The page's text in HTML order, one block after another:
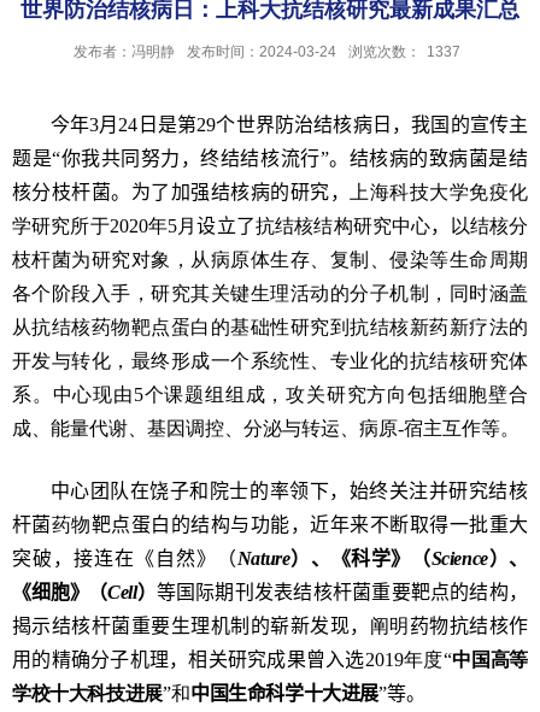
世界防治结核病日：上科大抗结核研究最新成果汇总
发布者：冯明静 发布时间：2024-03-24 浏览次数： 1337
今年3月24 日是第29个世界防治结核病日，我国的宣传主
题是“你我共同努力，终结结核流行”。结核病的致病菌是结
核分枝杆菌。为了加强结核病的研究，上海科技大学免疫化
学研究所于2020年5月设立了抗结核结构研究中心， 以结核分
枝杆菌为研究对象，从病原体生存、复制、侵染等生命周期
各个阶段入手，研究其关键生理活动的分子机制，同时涵盖
从抗结核药物靶点蛋白的基础性研究到抗结核新药新疗法的
开发与转化，最终形成一个系统性、专业化的抗结核研究体
系。 中心现由5个课题组组成，攻关研究方向包括细胞壁合
成、能量代谢、基因调控、分泌与转运、病原-宿主互作等。
中心团队在饶子和院士的率领下，始终关注并研究结核
杆菌药物靶点蛋白的结构与功能，近年来不断取得一批重大
突破，接连在 《 自然》（Nature） 、 《科学》（Science）、
《细胞》（Cell） 等国际期刊 发表结核杆菌重要靶点的结构，
揭示结核杆菌重要生理机制的崭新发现， 阐明 药物抗结核作
用的精确分子机理，相关研究成果曾入选2019年度“中国高等
学校十大科技进展”和中国生命科学十大进展”等。